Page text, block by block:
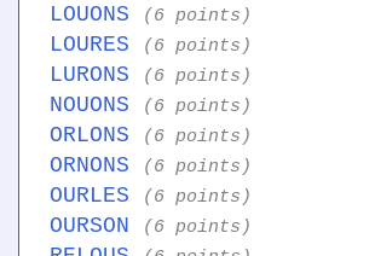
LOUONS (6 points)
LOURES (6 points)
LURONS (6 points)
NOUONS (6 points)
ORLONS (6 points)
ORNONS (6 points)
OURLES (6 points)
OURSON (6 points)